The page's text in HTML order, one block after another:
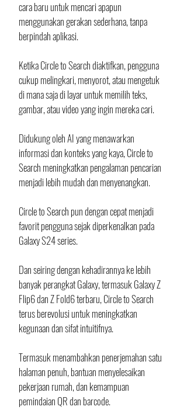
cara baru untuk mencari apapun
menggunakan gerakan sederhana, tanpa
berpindah aplikasi.
Ketika Circle to Search diaktifkan, pengguna
cukup melingkari, menyorot, atau mengetuk
di mana saja di layar untuk memilih teks,
gambar, atau video yang ingin mereka cari.
Didukung oleh AI yang menawarkan
informasi dan konteks yang kaya, Circle to
Search meningkatkan pengalaman pencarian
menjadi lebih mudah dan menyenangkan.
Circle to Search pun dengan cepat menjadi
favorit pengguna sejak diperkenalkan pada
Galaxy S24 series.
Dan seiring dengan kehadirannya ke lebih
banyak perangkat Galaxy, termasuk Galaxy Z
Flip6 dan Z Fold6 terbaru, Circle to Search
terus berevolusi untuk meningkatkan
kegunaan dan sifat intuitifnya.
Termasuk menambahkan penerjemahan satu
halaman penuh, bantuan menyelesaikan
pekerjaan rumah, dan kemampuan
pemindaian QR dan barcode.